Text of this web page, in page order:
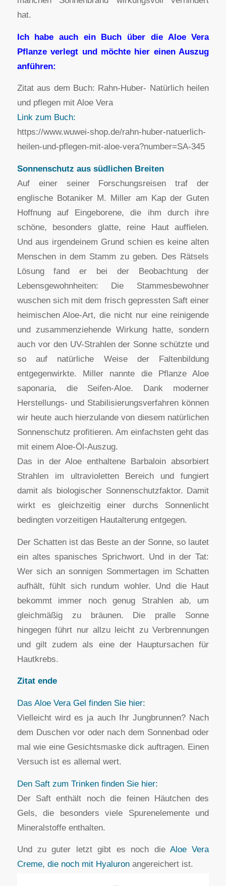
hat.
Ich habe auch ein Buch über die Aloe Vera
Pflanze verlegt und möchte hier einen Auszug
anführen:
Zitat aus dem Buch: Rahn-Huber- Natürlich heilen
und pflegen mit Aloe Vera
Link zum Buch:
https://www.wuwei-shop.de/rahn-huber-natuerlich-
heilen-und-pflegen-mit-aloe-vera?number=SA-345
Sonnenschutz aus südlichen Breiten
Auf einer seiner Forschungsreisen traf der
englische Botaniker M. Miller am Kap der Guten
Hoffnung auf Eingeborene, die ihm durch ihre
schöne, besonders glatte, reine Haut auffielen.
Und aus irgendeinem Grund schien es keine alten
Menschen in dem Stamm zu geben. Des Rätsels
Lösung fand er bei der Beobachtung der
Lebensgewohnheiten: Die Stammesbewohner
wuschen sich mit dem frisch gepressten Saft einer
heimischen Aloe-Art, die nicht nur eine reinigende
und zusammenziehende Wirkung hatte, sondern
auch vor den UV-Strahlen der Sonne schützte und
so auf natürliche Weise der Faltenbildung
entgegenwirkte. Miller nannte die Pflanze Aloe
saponaria, die Seifen-Aloe. Dank moderner
Herstellungs- und Stabilisierungsverfahren können
wir heute auch hierzulande von diesem natürlichen
Sonnenschutz profitieren. Am einfachsten geht das
mit einem Aloe-Öl-Auszug.
Das in der Aloe enthaltene Barbaloin absorbiert
Strahlen im ultravioletten Bereich und fungiert
damit als biologischer Sonnenschutzfaktor. Damit
wirkt es gleichzeitig einer durchs Sonnenlicht
bedingten vorzeitigen Hautalterung entgegen.
Der Schatten ist das Beste an der Sonne, so lautet
ein altes spanisches Sprichwort. Und in der Tat:
Wer sich an sonnigen Sommertagen im Schatten
aufhält, fühlt sich rundum wohler. Und die Haut
bekommt immer noch genug Strahlen ab, um
gleichmäßig zu bräunen. Die pralle Sonne
hingegen führt nur allzu leicht zu Verbrennungen
und gilt zudem als eine der Hauptursachen für
Hautkrebs.
Zitat ende
Das Aloe Vera Gel finden Sie hier:
Vielleicht wird es ja auch Ihr Jungbrunnen? Nach
dem Duschen vor oder nach dem Sonnenbad oder
mal wie eine Gesichtsmaske dick auftragen. Einen
Versuch ist es allemal wert.
Den Saft zum Trinken finden Sie hier:
Der Saft enthält noch die feinen Häutchen des
Gels, die besonders viele Spurenelemente und
Mineralstoffe enthalten.
Und zu guter letzt gibt es noch die Aloe Vera
Creme, die noch mit Hyaluronangereichert ist.